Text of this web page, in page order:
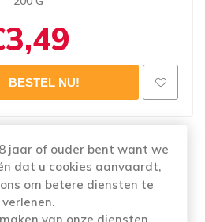
NUT COCKTAIL 200 G
CRAC-A-NUT
Snacks
jaar of ouder bent want we
dat u cookies aanvaardt,
om betere diensten te
verlenen.